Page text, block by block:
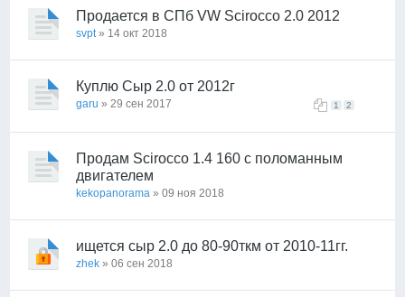
Продается в СПб VW Scirocco 2.0 2012
svpt» 14 окт 2018
Куплю Сыр 2.0 от 2012г
1 2
garu » 29 сен 2017
Продам Scirocco 1.4 160 с поломанным
двигателем
kekopanorama » 09 ноя 2018
ищется сыр 2.0 до 80-90ткм от 2010-11гг.
zhek » 06 сен 2018